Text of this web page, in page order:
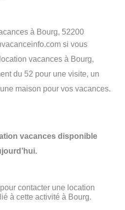
à Bourg, 52200
si vous
vacances à Bourg,
du 52 pour une visite, un
maison pour vos vacances.
vacances disponible
contacter une location
à cette activité à Bourg.